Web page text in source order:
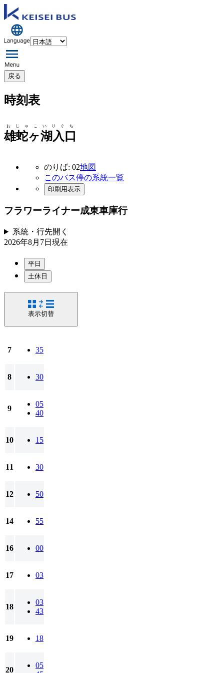
戻る
時刻表
雄蛇ヶ湖入口
おじゃこいりぐち
のりば: 02地図
このバス停の系統一覧
印刷用表示
フラワーライナー成東車庫行
系統・行先開く
2026年8月7日 現在
平日
土休日
表示切替
7 35
8 30
9
05
40
10 15
11 30
12 50
14 55
16 00
17 03
18
03
43
19 18
20
05